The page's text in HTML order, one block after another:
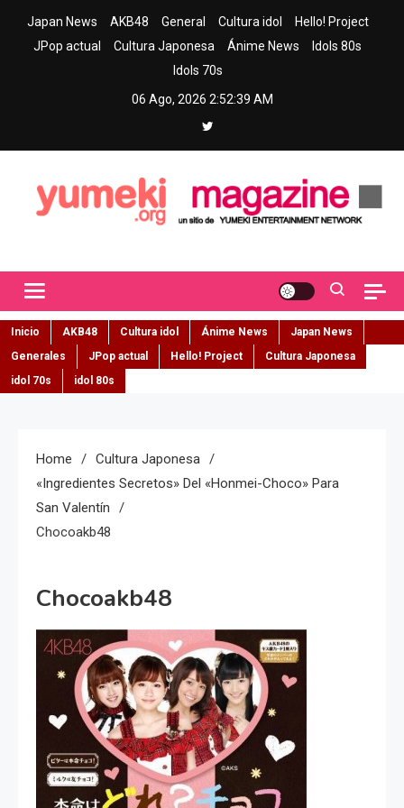
Japan News AKB48 General Cultura idol
Hello! Project
JPop actual
Cultura Japonesa Ánime News
Idols 80s
Idols 70s
06 Ago, 2026 2:52:40 AM
Inicio AKB48 Cultura idol Ánime News
Japan News
Generales
JPop actual Hello! Project
Cultura Japonesa
idol 70s
idol 80s
Home
Cultura Japonesa
«Ingredientes Secretos» Del «Honmei-Choco» Para
San Valentín
Chocoakb48
Chocoakb48